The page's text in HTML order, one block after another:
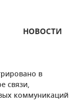
НОВОСТИ
в
связи,
коммуникаций